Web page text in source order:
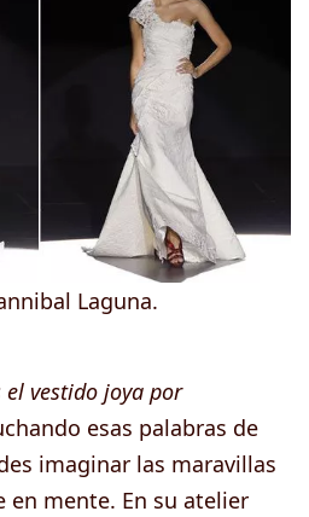
Laguna.
el vestido joya por
esas palabras de
imaginar las maravillas
en mente. En su atelier